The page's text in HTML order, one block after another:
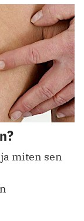
miten sen